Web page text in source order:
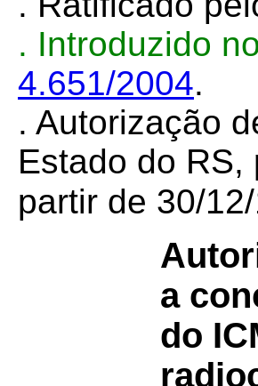
. Introduzido
4.651/2004.
. Autorização
Estado do
partir de 30/
a
do